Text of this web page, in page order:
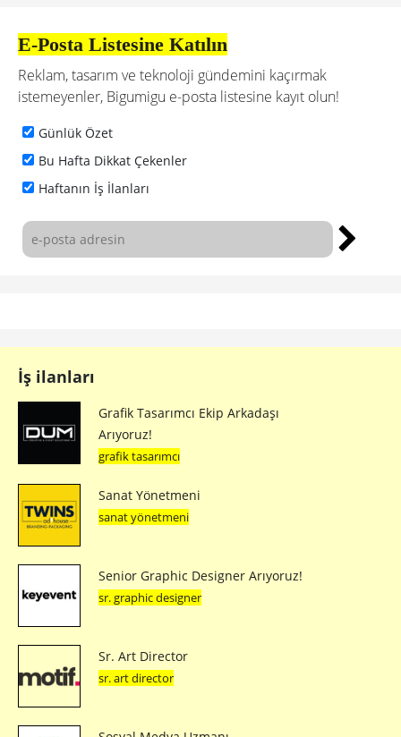
E-Posta Listesine Katılın
Reklam, tasarım ve teknoloji gündemini kaçırmak
istemeyenler, Bigumigu e-posta listesine kayıt olun!
Günlük Özet
Bu Hafta Dikkat Çekenler
Haftanın İş İlanları
İş ilanları
Grafik Tasarımcı Ekip Arkadaşı
Arıyoruz!
grafik tasarımcı
Sanat Yönetmeni
sanat yönetmeni
Senior Graphic Designer Arıyoruz!
sr. graphic designer
Sr. Art Director
sr. art director